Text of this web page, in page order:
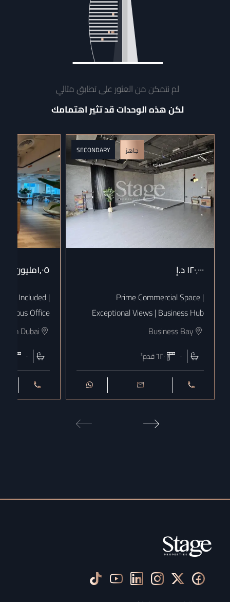
لم نتمكن من العثور على تطابق مثالي
لكن هذه الوحدات قد تثير اهتمامك
جاهز SECONDARY
١٢٠٬٠٠٠د.إ
Prime Commercial Space |
Exceptional Views | Business Hub
Business Bay
٠ ٦٢٠قدم²
١٫٠٥مليون
Included |
Office
Dubai
٠